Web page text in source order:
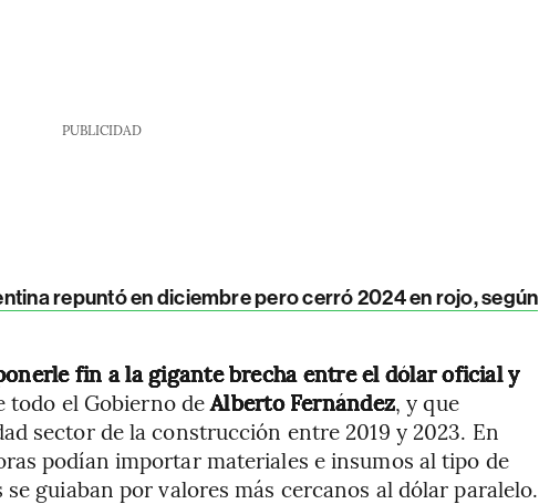
PUBLICIDAD
repuntó en diciembre pero cerró 2024 en rojo, según
fin a la gigante brecha entre el dólar oficial y
todo el Gobierno deAlberto Fernández, y que
sector de la construcción entre 2019 y 2023. En
podían importar materiales e insumos al tipo de
guiaban por valores más cercanos al dólar paralelo.